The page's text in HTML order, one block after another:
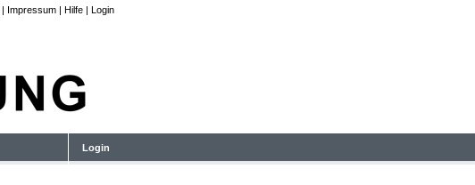
| Impressum | Hilfe | Login
Login